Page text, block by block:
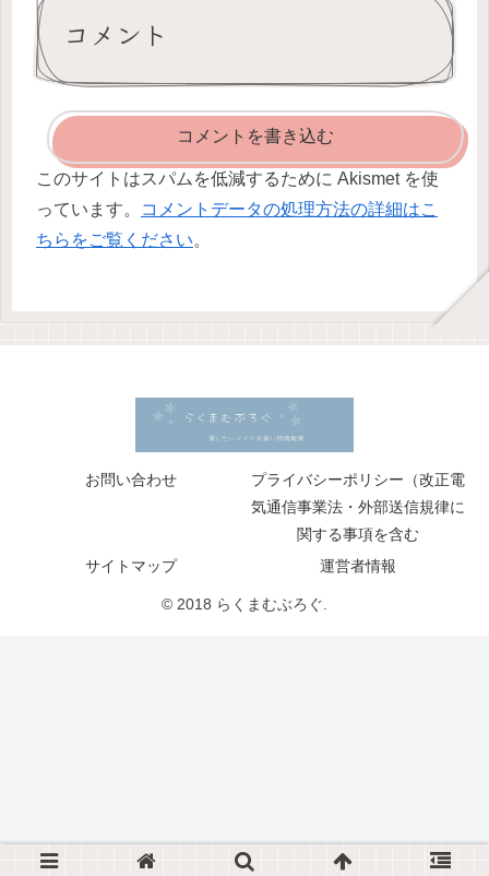
コメント
コメントを書き込む
このサイトはスパムを低減するために Akismet を使
っています。
コメントデータの処理方法の詳細はこ
ちらをご覧ください。
お問い合わせ
プライバシーポリシー（改正電
気通信事業法・外部送信規律に
関する事項を含む
サイトマップ
運営者情報
© 2018 らくまむぶろぐ.